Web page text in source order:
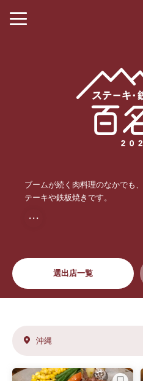
ブームが続く肉料理のなかでも
テーキや鉄板焼きです。
・・・
選出店一覧
沖縄